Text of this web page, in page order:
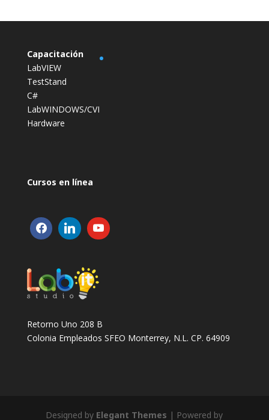
Capacitación
LabVIEW
TestStand
C#
LabWINDOWS/CVI
Hardware
Cursos en línea
Retorno Uno 208 B
Colonia Empleados SFEO Monterrey, N.L. CP. 64909
Designed by Elegant Themes | Powered by